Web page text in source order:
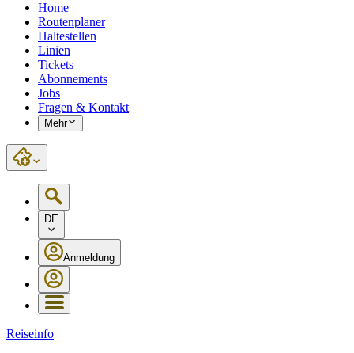
Home
Routenplaner
Haltestellen
Linien
Tickets
Abonnements
Jobs
Fragen & Kontakt
Mehr
DE
Anmeldung
Reiseinfo